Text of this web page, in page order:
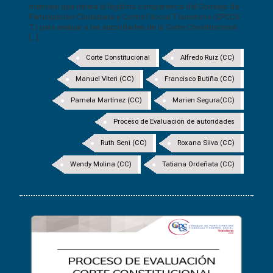
mensaje que reitera la legítima competencia del Consejo de
Participación Ciudadana y Control Social Transitorio (CPCCS-
T) para evaluar a las autoridades de la Corte Constitucional
[...]
Alfredo Ruiz (CC)
Corte Constitucional
Francisco Butiña (CC)
Manuel Viteri (CC)
Marien Segura(CC)
Pamela Martínez (CC)
Proceso de Evaluación de autoridades
Roxana Silva (CC)
Ruth Seni (CC)
Tatiana Ordeñata (CC)
Wendy Molina (CC)